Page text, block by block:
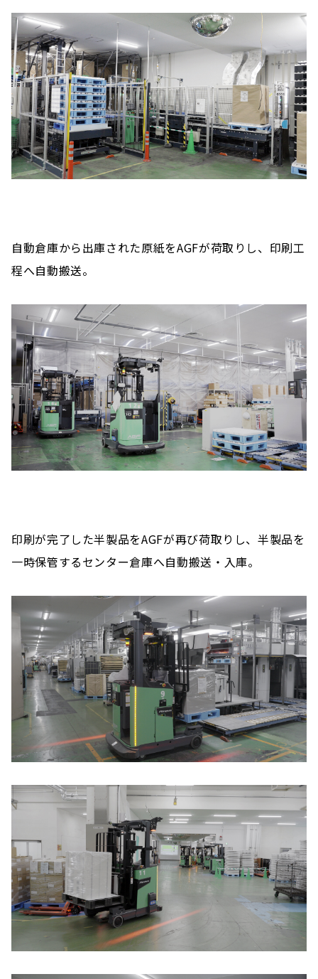
自動倉庫から出庫された原紙をAGFが荷取りし、印刷工
程へ自動搬送。
印刷が完了した半製品をAGFが再び荷取りし、半製品を
一時保管するセンター倉庫へ自動搬送・入庫。